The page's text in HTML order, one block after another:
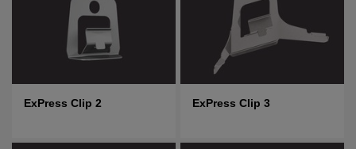
ExPress Clip 2 ExPress Clip 3